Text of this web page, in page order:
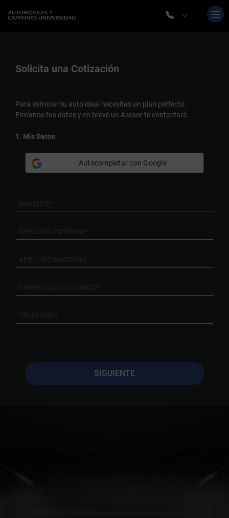
Solicita una Cotización
Para estrenar tu auto ideal necesitas un plan perfecto.
Envíanos tus datos y en breve un Asesor te contactará.
1. Mis Datos
Autocompletar con Google
SIGUIENTE